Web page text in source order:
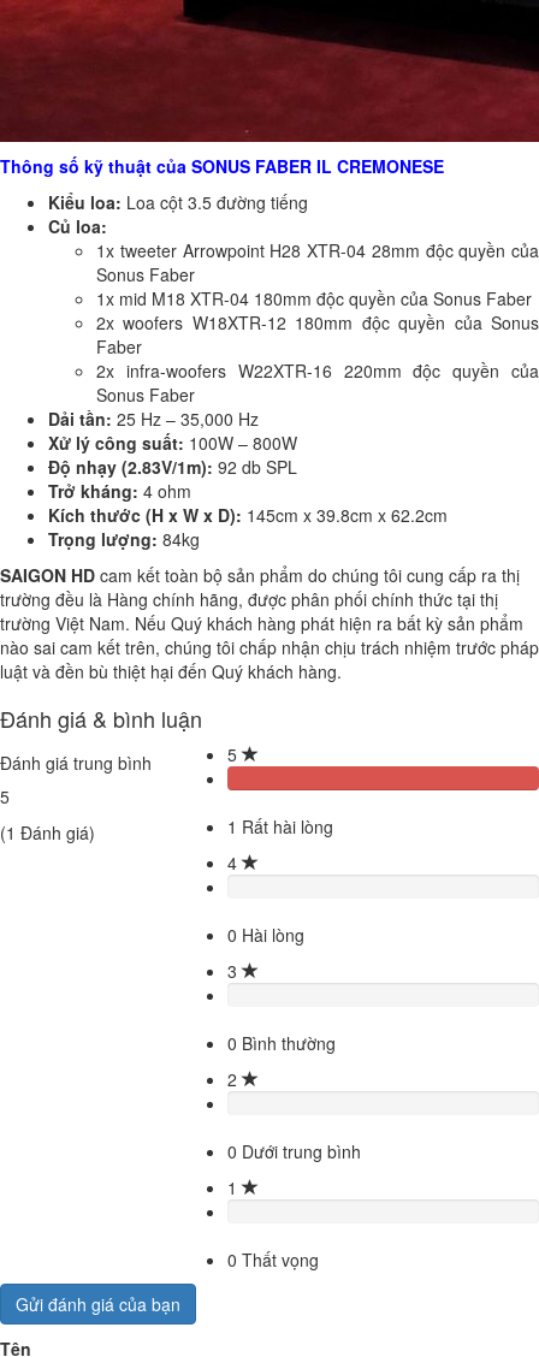
Thông số kỹ thuật của SONUS FABER IL CREMONESE
Kiểu loa: Loa cột 3.5 đường tiếng
Củ loa:
1x tweeter Arrowpoint H28 XTR-04 28mm độc quyền của
Sonus Faber
1x mid M18 XTR-04 180mm độc quyền của Sonus Faber
2x woofers W18XTR-12 180mm độc quyền của Sonus
Faber
2x infra-woofers W22XTR-16 220mm độc quyền của
Sonus Faber
Dải tần: 25 Hz – 35,000 Hz
Xử lý công suất: 100W – 800W
Độ nhạy (2.83V/1m): 92 db SPL
Trở kháng: 4 ohm
Kích thước (H x W x D): 145cm x 39.8cm x 62.2cm
Trọng lượng: 84kg
SAIGON HD cam kết toàn bộ sản phẩm do chúng tôi cung cấp ra thị
trường đều là Hàng chính hãng, được phân phối chính thức tại thị
trường Việt Nam. Nếu Quý khách hàng phát hiện ra bất kỳ sản phẩm
nào sai cam kết trên, chúng tôi chấp nhận chịu trách nhiệm trước pháp
luật và đền bù thiệt hại đến Quý khách hàng.
Đánh giá & bình luận
Đánh giá trung bình
5
(1 Đánh giá)
5
1 Rất hài lòng
4
0 Hài lòng
3
0 Bình thường
2
0 Dưới trung bình
1
0 Thất vọng
Gửi đánh giá của bạn
Tên